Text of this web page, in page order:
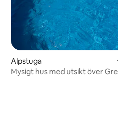
Alpstuga
Mysigt hus med utsikt över